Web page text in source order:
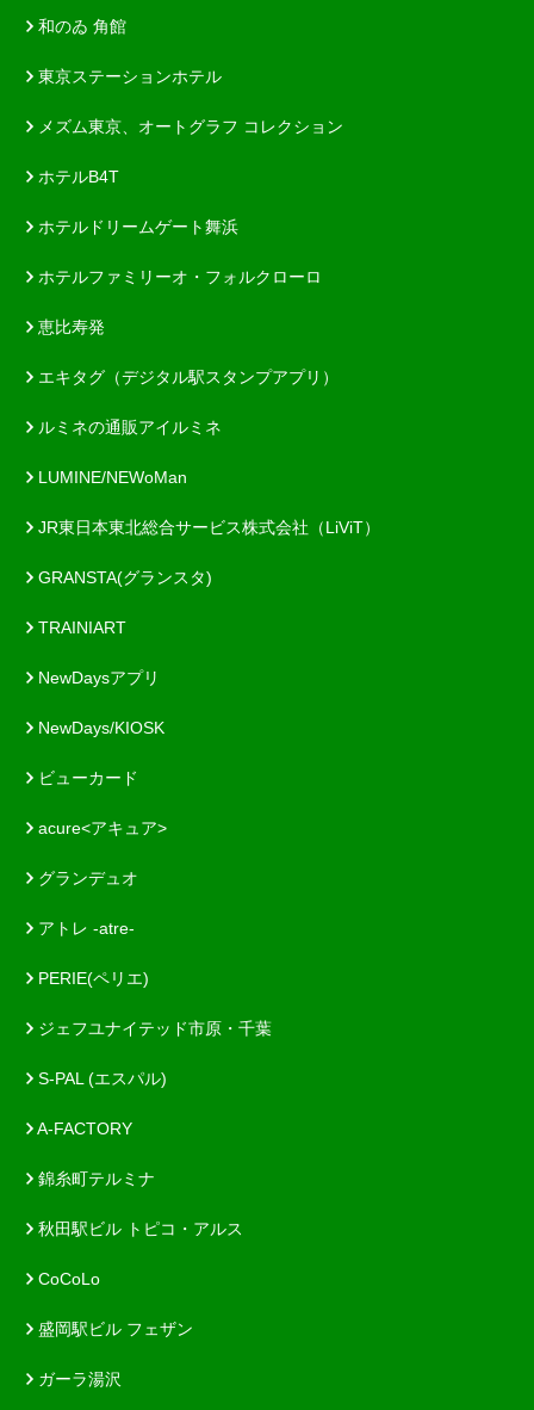
和のゐ 角館
東京ステーションホテル
メズム東京、オートグラフ コレクション
ホテルB4T
ホテルドリームゲート舞浜
ホテルファミリーオ・フォルクローロ
恵比寿発
エキタグ（デジタル駅スタンプアプリ）
ルミネの通販アイルミネ
LUMINE/NEWoMan
JR東日本東北総合サービス株式会社（LiViT）
GRANSTA(グランスタ)
TRAINIART
NewDaysアプリ
NewDays/KIOSK
ビューカード
acure<アキュア>
グランデュオ
アトレ -atre-
PERIE(ペリエ)
ジェフユナイテッド市原・千葉
S-PAL (エスパル)
A-FACTORY
錦糸町テルミナ
秋田駅ビル トピコ・アルス
CoCoLo
盛岡駅ビル フェザン
ガーラ湯沢